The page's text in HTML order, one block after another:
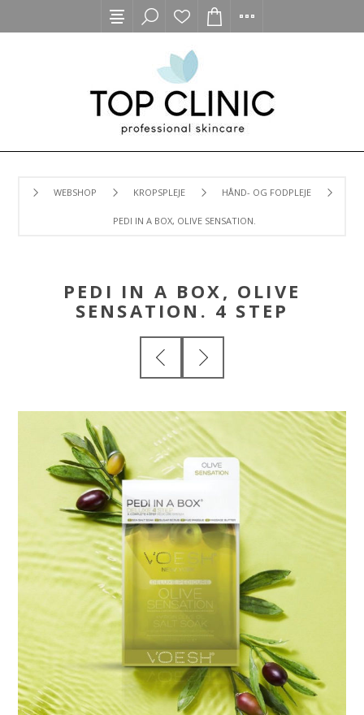
WEBSHOP KROPSPLEJE HÅND- OG FODPLEJE
PEDI IN A BOX, OLIVE SENSATION. 4 STEP
PEDI IN A BOX, OLIVE
SENSATION. 4 STEP